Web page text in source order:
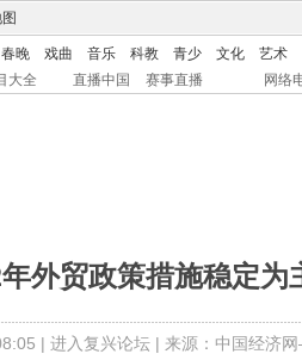
春晚 戏曲 音乐 科教 青少 文化
艺术
大全 直播中国 赛事直播 网络
年外贸政策措施稳定为
| 进入复兴论坛| 来源：中国经济